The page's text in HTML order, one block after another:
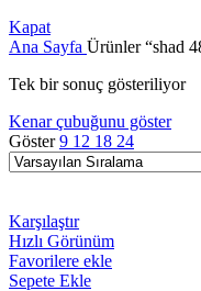
Kapat
Ana Sayfa Ürünler “shad
Tek bir sonuç gösteriliyor
Kenar çubuğunu göster
Göster9 12 18 24
Karşılaştır
Hızlı Görünüm
Favorilere ekle
Sepete Ekle